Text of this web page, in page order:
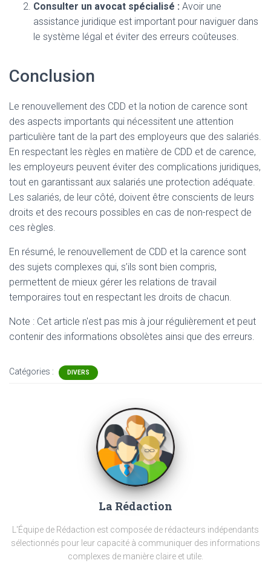
Consulter un avocat spécialisé : Avoir une
assistance juridique est important pour naviguer dans
le système légal et éviter des erreurs coûteuses.
Conclusion
Le renouvellement des CDD et la notion de carence sont
des aspects importants qui nécessitent une attention
particulière tant de la part des employeurs que des salariés.
En respectant les règles en matière de CDD et de carence,
les employeurs peuvent éviter des complications juridiques,
tout en garantissant aux salariés une protection adéquate.
Les salariés, de leur côté, doivent être conscients de leurs
droits et des recours possibles en cas de non-respect de
ces règles.
En résumé, le renouvellement de CDD et la carence sont
des sujets complexes qui, s’ils sont bien compris,
permettent de mieux gérer les relations de travail
temporaires tout en respectant les droits de chacun.
Note : Cet article n'est pas mis à jour régulièrement et peut
contenir des informations obsolètes ainsi que des erreurs.
Catégories : DIVERS
La Rédaction
L'Équipe de Rédaction est composée de rédacteurs indépendants
sélectionnés pour leur capacité à communiquer des informations
complexes de manière claire et utile.